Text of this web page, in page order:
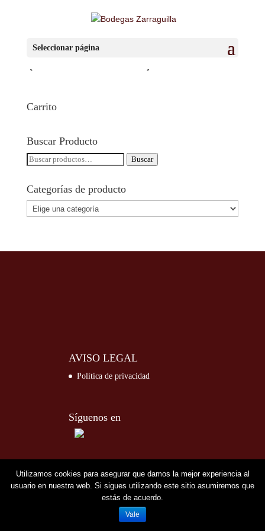
Seleccionar página
IMG_5554
Carrito
Buscar Producto
Buscar
Buscar
Categorías de producto
AVISO LEGAL
Política de privacidad
Síguenos en
Utilizamos cookies para asegurar que damos la mejor experiencia al
usuario en nuestra web. Si sigues utilizando este sitio asumiremos que
estás de acuerdo.
Vale